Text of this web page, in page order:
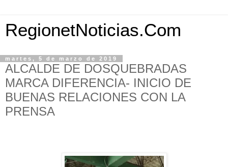
RegionetNoticias.Com
martes, 5 de marzo de 2019
ALCALDE DE DOSQUEBRADAS
MARCA DIFERENCIA- INICIO DE
BUENAS RELACIONES CON LA
PRENSA